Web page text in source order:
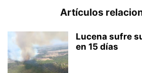
Artículos
Lucena sufre
en 15 días